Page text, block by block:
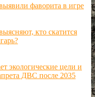
фаворита в игре
кто скатится
экологические цели и
ДВС после 2035